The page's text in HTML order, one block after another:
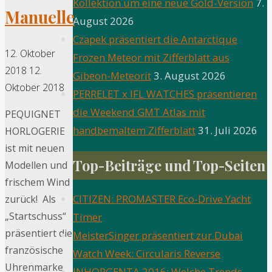
Manuelle
12. Oktober
2018 12.
Oktober 2018
PEQUIGNET
HORLOGERIE
ist mit neuen
Modellen und
frischem Wind
zurück! Als
„Startschuss“
präsentiert die
französische
Uhrenmarke
August 2026
Czapek präsentiert die Antarctique
Frozen Meteor mit Zifferblatt aus
Gibeon-Meteorit3. August 2026
PERRELET x IFL WATCHES präsentieren
die Weekend GMT Atlas mit
handbemaltem Zifferblatt31. Juli 2026
Top-Beiträge und Top-Seiten
CITIZEN: PROMASTER Eco-Drive Yacht
Timer
MeisterSinger präsentiert zur Dubai
Watch Week: Circularis Reverse